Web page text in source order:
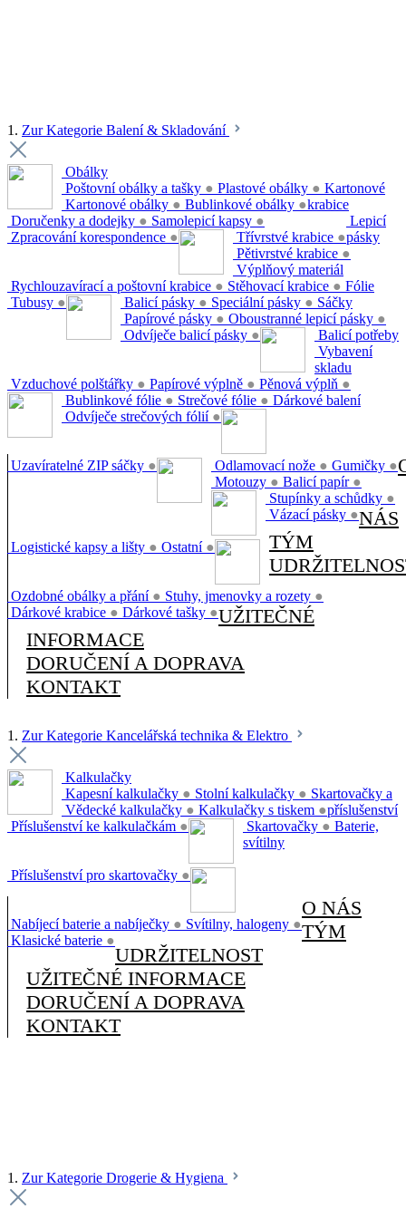
1. Zur Kategorie Balení & Skladování
Obálky
Poštovní obálky a tašky ● Plastové obálky ●
Kartonové obálky ● Bublinkové obálky ●
Doručenky a dodejky ● Samolepicí kapsy ●
Zpracování korespondence ●
Kartonové
krabice
Třívrstvé krabice ●
Pětivrstvé krabice ●
Rychlouzavírací a poštovní krabice ● Stěhovací krabice ●
Tubusy ●
Lepicí
pásky
Balicí pásky ● Speciální pásky ●
Papírové pásky ● Oboustranné lepicí pásky ●
Odvíječe balicí pásky ●
Výplňový materiál
Vzduchové polštářky ● Papírové výplně ● Pěnová výplň ●
Fólie
Bublinkové fólie ● Strečové fólie ●
Odvíječe strečových fólií ●
Sáčky
Uzavíratelné ZIP sáčky ●
Balicí potřeby
Odlamovací nože ● Gumičky ●
Motouzy ● Balicí papír ●
Vybavení
skladu
Stupínky a schůdky ●
Vázací pásky ●
Logistické kapsy a lišty ● Ostatní ●
Dárkové balení
Ozdobné obálky a přání ● Stuhy, jmenovky a rozety ●
Dárkové krabice ● Dárkové tašky ●
NÁS
TÝM
UŽITEČNÉ
INFORMACE
DORUČENÍ A DOPRAVA
KONTAKT
1. Zur Kategorie Kancelářská technika & Elektro
Kalkulačky
Kapesní kalkulačky ● Stolní kalkulačky ●
Vědecké kalkulačky ● Kalkulačky s tiskem ●
Příslušenství ke kalkulačkám ●
Skartovačky a
příslušenství
Skartovačky ●
Příslušenství pro skartovačky ●
Baterie,
svítilny
Nabíjecí baterie a nabíječky ● Svítilny, halogeny ●
Klasické baterie ●
O NÁS
TÝM
UDRŽITELNOST
UŽITEČNÉ INFORMACE
DORUČENÍ A DOPRAVA
KONTAKT
1. Zur Kategorie Drogerie & Hygiena